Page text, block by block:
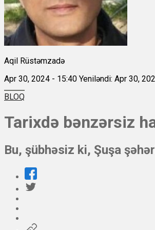
Aqil Rüstəmzadə
Apr 30, 2024 - 15:40 Yeniləndi: Apr 30,
BLOQ
Tarixdə bənzərsiz
Bu, şübhəsiz ki, Şuşa